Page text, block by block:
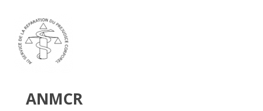
ANMCR